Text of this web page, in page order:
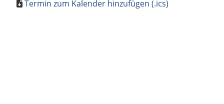
Termin zum Kalender hinzufügen (.ics)